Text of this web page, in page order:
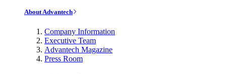
About Advantech
Company Information
Executive Team
Advantech Magazine
Press Room